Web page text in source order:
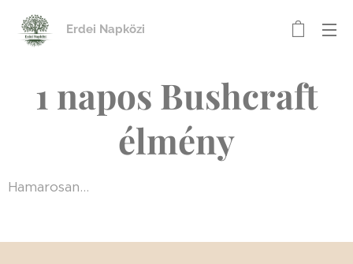
Erdei Napközi
1 napos Bushcraft
élmény
Hamarosan...